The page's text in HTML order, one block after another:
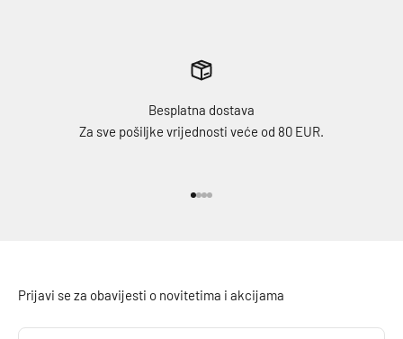
Besplatna dostava
Za sve pošiljke vrijednosti veće od 80 EUR.
Prijavi se za obavijesti o novitetima i akcijama